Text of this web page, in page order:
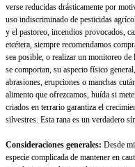
verse reducidas drásticamente por
uso indiscriminado de pesticidas
y el pastoreo, incendios provocados,
etcétera, siempre recomendamos
sea posible, o realizar un monitoreo
se comportan, su aspecto físico
abrasiones, erupciones o manchas
alimento que ofrezcamos, huída si
criados en terrario garantiza el
silvestres. Esta rana es un verdadero
Consideraciones generales: Desde
especie complicada de mantener en